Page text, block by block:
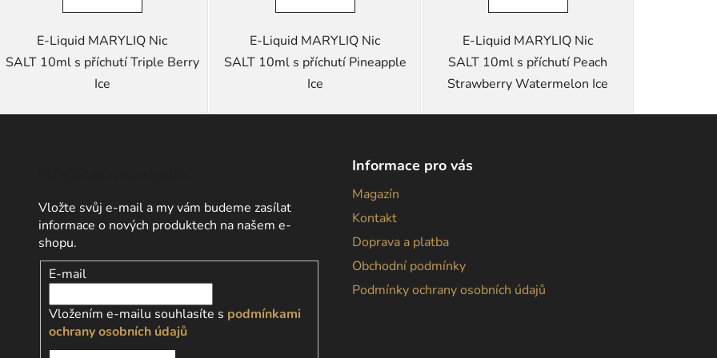
E-Liquid MARYLIQ Nic
SALT 10ml s příchutí Triple Berry
Ice
E-Liquid MARYLIQ Nic
SALT 10ml s příchutí Pineapple
Ice
E-Liquid MARYLIQ Nic
SALT 10ml s příchutí Peach
Strawberry Watermelon Ice
Vložte svůj e-mail a my vám budeme zasílat
informace o nových produktech na našem e-
shopu.
E-mail
Vložením e-mailu souhlasíte s podmínkami
ochrany osobních údajů
Informace pro vás
Magazín
Kontakt
Doprava a platba
Obchodní podmínky
Podmínky ochrany osobních údajů